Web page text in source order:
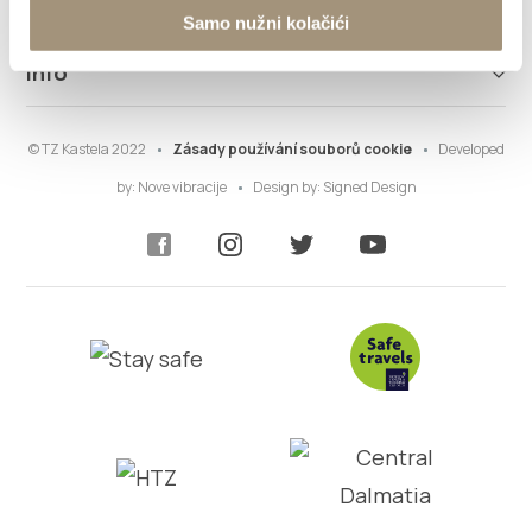
Samo nužni kolačići
Co dělat
Info
© TZ Kastela 2022 Zásady používání souborů cookie
Developed
by: Nove vibracije Design by: Signed Design